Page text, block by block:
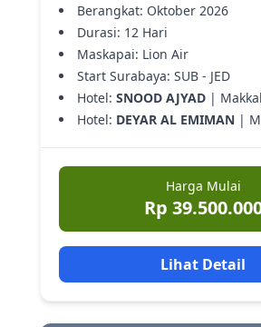
Berangkat: Oktober 2026
Durasi: 12 Hari
Maskapai: Lion Air
Start Surabaya: SUB - JED
Hotel: SNOOD AJYAD |
Hotel: DEYAR AL EMIMAN |
Harga Mulai
Rp
Lihat Detail